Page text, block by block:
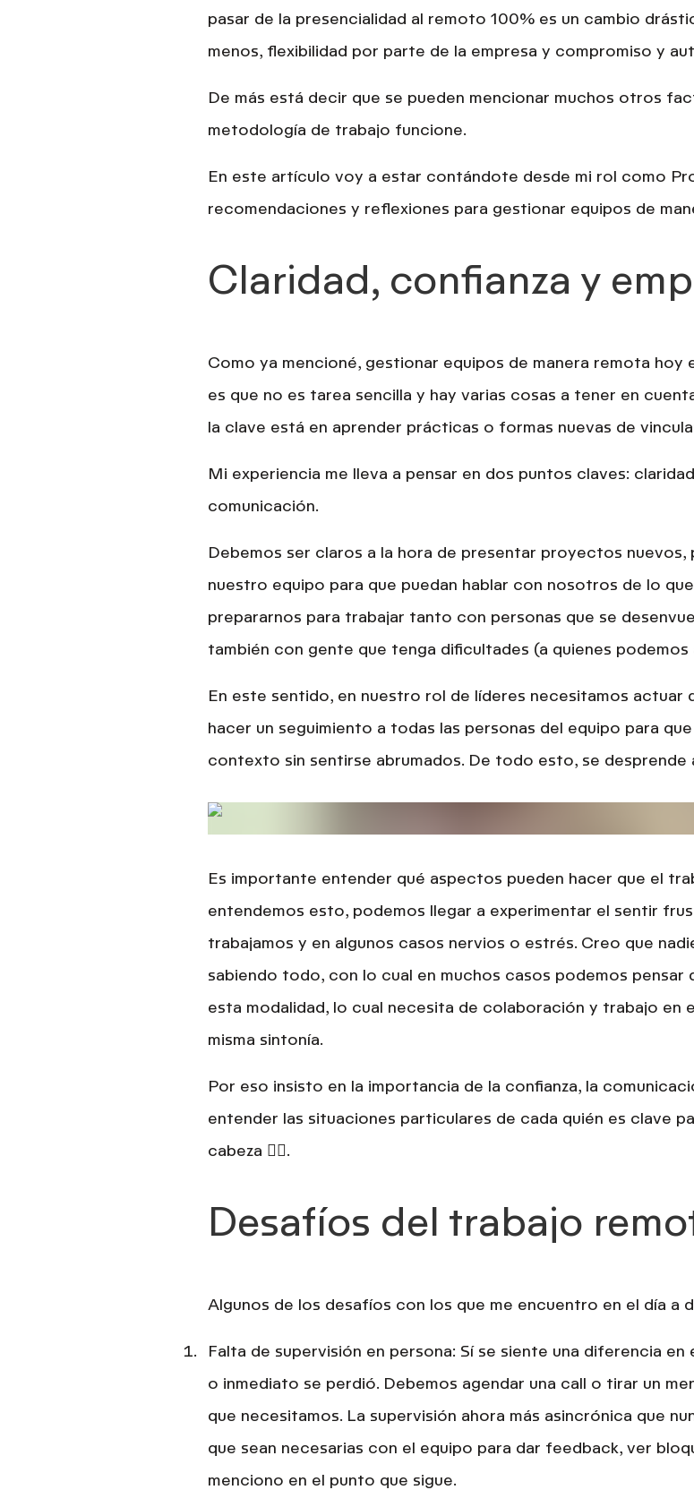
pasar de la presencialidad al remoto 100% es un cambio
menos, flexibilidad por parte de la empresa y compromiso y
De más está decir que se pueden mencionar muchos otros
metodología de trabajo funcione.
En este artículo voy a estar contándote desde mi rol como
recomendaciones y reflexiones para gestionar equipos de
Claridad, confianza y
Como ya mencioné, gestionar equipos de manera remota hoy
es que no es tarea sencilla y hay varias cosas a tener en
la clave está en aprender prácticas o formas nuevas de
Mi experiencia me lleva a pensar en dos puntos claves:
comunicación.
Debemos ser claros a la hora de presentar proyectos
nuestro equipo para que puedan hablar con nosotros de lo
prepararnos para trabajar tanto con personas que se
también con gente que tenga dificultades (a quienes
En este sentido, en nuestro rol de líderes necesitamos actuar
hacer un seguimiento a todas las personas del equipo para
contexto sin sentirse abrumados. De todo esto, se desprende
Es importante entender qué aspectos pueden hacer que el
entendemos esto, podemos llegar a experimentar el sentir
trabajamos y en algunos casos nervios o estrés. Creo que
sabiendo todo, con lo cual en muchos casos podemos
esta modalidad, lo cual necesita de colaboración y trabajo en
misma sintonía.
Por eso insisto en la importancia de la confianza, la
entender las situaciones particulares de cada quién es clave
cabeza 💆‍♀️.
Desafíos del trabajo
Algunos de los desafíos con los que me encuentro en el día a
Falta de supervisión en persona: Sí se siente una diferencia
o inmediato se perdió. Debemos agendar una call o tirar un
que necesitamos. La supervisión ahora más asincrónica que
que sean necesarias con el equipo para dar feedback, ver
menciono en el punto que sigue.